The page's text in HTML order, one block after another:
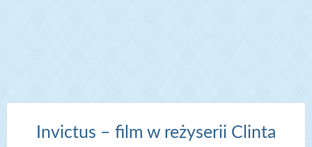
Invictus – film w reżyserii Clinta